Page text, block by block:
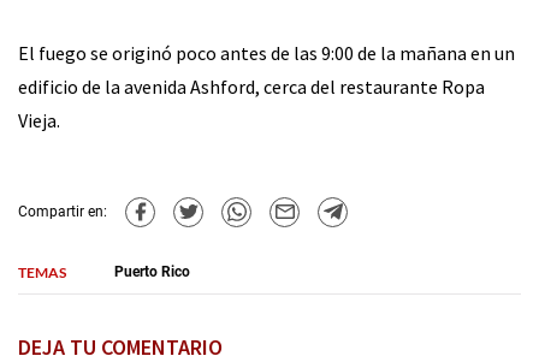
El fuego se originó poco antes de las 9:00 de la mañana en un
edificio de la avenida Ashford, cerca del restaurante Ropa
Vieja.
Compartir en:
TEMAS Puerto Rico
DEJA TU COMENTARIO